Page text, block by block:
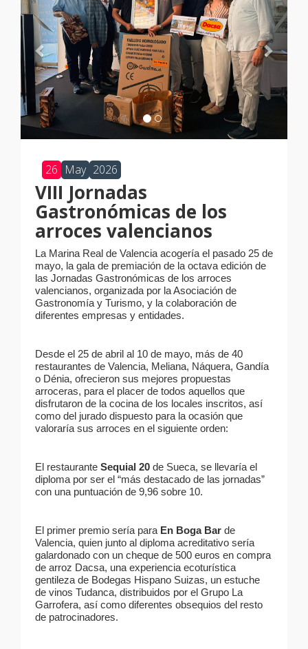
26 May 2026
VIII Jornadas
Gastronómicas de los
arroces valencianos
La Marina Real de Valencia acogería el pasado 25 de
mayo, la gala de premiación de la octava edición de
las Jornadas Gastronómicas de los arroces
valencianos, organizada por la Asociación de
Gastronomía y Turismo, y la colaboración de
diferentes empresas y entidades.
Desde el 25 de abril al 10 de mayo, más de 40
restaurantes de Valencia, Meliana, Náquera, Gandía
o Dénia, ofrecieron sus mejores propuestas
arroceras, para el placer de todos aquellos que
disfrutaron de la cocina de los locales inscritos, así
como del jurado dispuesto para la ocasión que
valoraría sus arroces en el siguiente orden:
El restaurante Sequial 20 de Sueca, se llevaría el
diploma por ser el “más destacado de las jornadas”
con una puntuación de 9,96 sobre 10.
El primer premio sería para En Boga Bar de
Valencia, quien junto al diploma acreditativo sería
galardonado con un cheque de 500 euros en compra
de arroz Dacsa, una experiencia ecoturística
gentileza de Bodegas Hispano Suizas, un estuche
de vinos Tudanca, distribuidos por el Grupo La
Garrofera, así como diferentes obsequios del resto
de patrocinadores.